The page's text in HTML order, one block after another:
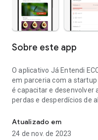
Sobre este app
O aplicativo Já Entendi
em parceria com a
é capacitar e desenvolver
perdas e desperdícios de
Atualizado em
24 de nov. de 2023